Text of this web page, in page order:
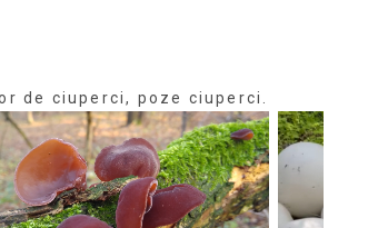
de ciuperci, poze ciuperci.